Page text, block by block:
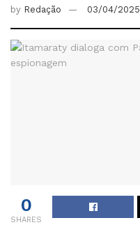
by Redação 03/04/2025
0
SHARES